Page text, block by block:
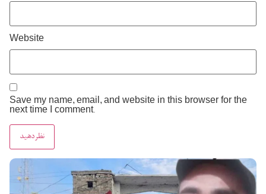
Website
Save my name, email, and website in this browser for the
next time I comment.